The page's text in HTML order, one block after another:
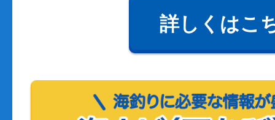
詳しくはこ